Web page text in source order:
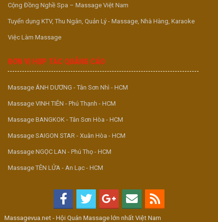
Cộng Đồng Nghề Spa – Massage Việt Nam
Tuyển dụng KTV, Thu Ngân, Quản Lý - Massage, Nhà Hàng, Karaoke
Việc Làm Massage
ĐƠN VỊ HỢP TÁC QUẢNG CÁO
Massage ÁNH DƯƠNG - Tân Sơn Nhì - HCM
Massage VINH TIÊN - Phú Thạnh - HCM
Massage BANGKOK - Tân Sơn Hòa - HCM
Massage SAIGON STAR - Xuân Hòa - HCM
Massage NGỌC LAN - Phú Thọ - HCM
Massage TÊN LỬA - An Lạc - HCM
Massagevua.net - Hội Quán Massage lớn nhất Việt Nam